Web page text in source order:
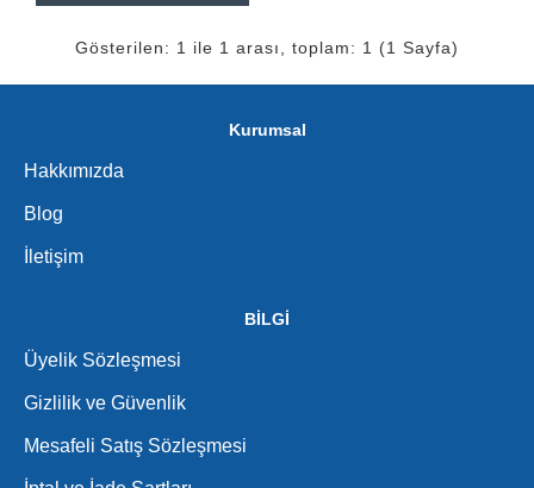
Gösterilen: 1 ile 1 arası, toplam: 1 (1 Sayfa)
Kurumsal
Hakkımızda
Blog
İletişim
BİLGİ
Üyelik Sözleşmesi
Gizlilik ve Güvenlik
Mesafeli Satış Sözleşmesi